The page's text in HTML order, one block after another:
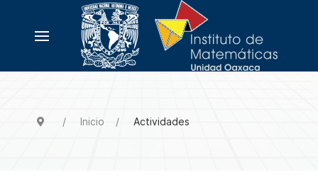
Inicio Actividades